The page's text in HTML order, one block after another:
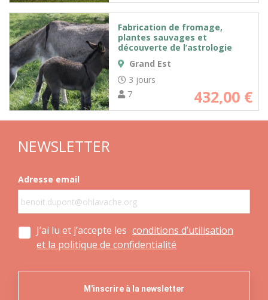
Fabrication de fromage,
plantes sauvages et
découverte de l’astrologie
Grand Est
3 jours
7
432,00 €
NEWSLETTER
Adresse email
J’ai lu et j’accepte les conditions d’utilisation
et la politique de confidentialité